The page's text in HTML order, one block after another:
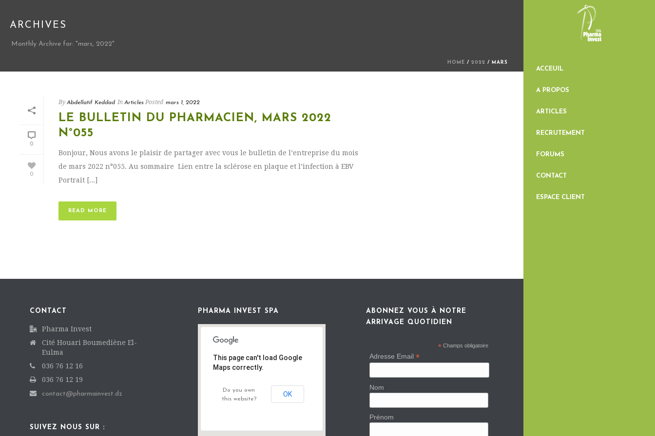
ACCEUIL
A PROPOS
ARTICLES
RECRUTEMENT
FORUMS
CONTACT
ESPACE CLIENT
ARCHIVES
Monthly Archive for: "mars, 2022"
HOME / 2022 / MARS
0
0
By Abdellatif Keddad In Articles Posted mars 1, 2022
LE BULLETIN DU PHARMACIEN, MARS 2022
N°055
Bonjour, Nous avons le plaisir de partager avec vous le bulletin de l’entreprise du mois
de mars 2022 n°055. Au sommaire Lien entre la sclérose en plaque et l’infection à EBV
Portrait [...]
READ MORE
CONTACT
Pharma Invest
Cité Houari Boumediène El-
Eulma
036 76 12 16
036 76 12 19
contact@pharmainvest.dz
SUIVEZ NOUS SUR :
PHARMA INVEST SPA
This page can't load Google
Maps correctly.
Do you own
this website?
OK
ABONNEZ VOUS À NOTRE
ARRIVAGE QUOTIDIEN
* Champs obligatoire
Adresse Email*
Nom
Prénom